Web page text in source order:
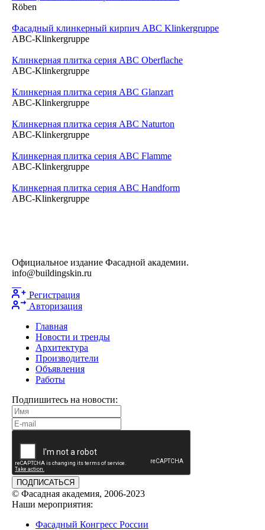
Röben
Фасадный клинкерный кирпич ABC Klinkergruppe
ABC-Klinkergruppe
Клинкерная плитка серия ABC Oberflache
ABC-Klinkergruppe
Клинкерная плитка серия ABC Glanzart
ABC-Klinkergruppe
Клинкерная плитка серия ABC Naturton
ABC-Klinkergruppe
Клинкерная плитка серия ABC Flamme
ABC-Klinkergruppe
Клинкерная плитка серия ABC Handform
ABC-Klinkergruppe
Официальное издание Фасадной академии.
info@buildingskin.ru
Регистрация
Авторизация
Главная
Новости и тренды
Архитектура
Производители
Объявления
Работы
Подпишитесь на новости:
ПОДПИСАТЬСЯ
© Фасадная академия, 2006-2023
Наши мероприятия:
Фасадный Конгресс России